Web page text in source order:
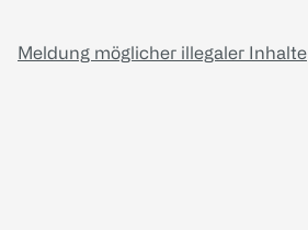
Meldung möglicher illegaler Inhalte